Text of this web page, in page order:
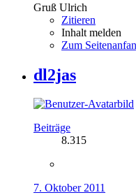
Gruß Ulrich
Zitieren
Inhalt melden
Zum
dl2jas
Beiträge
8.315
7. Oktober 2011